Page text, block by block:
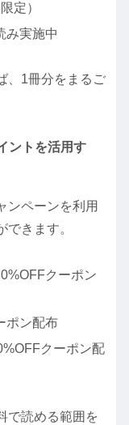
定）
み実施中
、1冊分をまるご
ントを活用す
ンペーンを利用
きます。
クーポン
ポン配布
クーポン配
で読める範囲を